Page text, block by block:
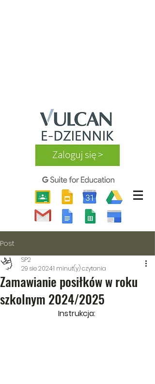
Post
Zamawianie posiłków w roku
szkolnym 2024/2025
SP2
29 sie 20241 minut(y) czytania
Instrukcja: